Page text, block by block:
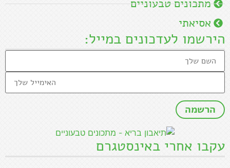
מתכונים טבעוניים
אסיאתי
הירשמו לעדכונים במייל:
עקבו אחרי באינסטגרם